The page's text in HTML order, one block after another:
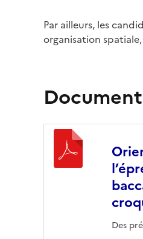
Par ailleurs, les
organisation
Des